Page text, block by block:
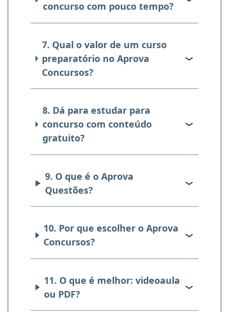
concurso com pouco tempo?
7. Qual o valor de um curso
preparatório no Aprova
Concursos?
8. Dá para estudar para
concurso com conteúdo
gratuito?
9. O que é o Aprova
Questões?
10. Por que escolher o Aprova
Concursos?
11. O que é melhor: videoaula
ou PDF?